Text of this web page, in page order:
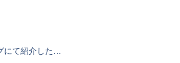
🌸ブログにて紹介したもの🌸